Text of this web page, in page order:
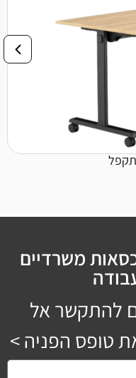
משרדיים
להתקשר אל
טופס הפניה >